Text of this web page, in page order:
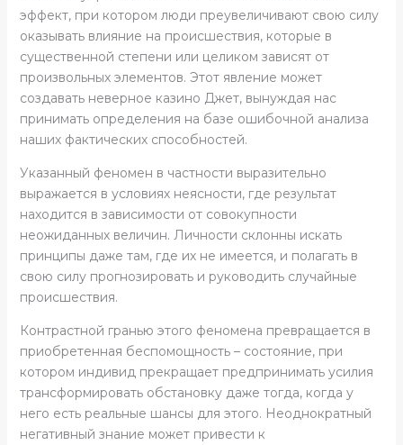
эффект, при котором люди преувеличивают свою силу
оказывать влияние на происшествия, которые в
существенной степени или целиком зависят от
произвольных элементов. Этот явление может
создавать неверное казино Джет, вынуждая нас
принимать определения на базе ошибочной анализа
наших фактических способностей.
Указанный феномен в частности выразительно
выражается в условиях неясности, где результат
находится в зависимости от совокупности
неожиданных величин. Личности склонны искать
принципы даже там, где их не имеется, и полагать в
свою силу прогнозировать и руководить случайные
происшествия.
Контрастной гранью этого феномена превращается в
приобретенная беспомощность – состояние, при
котором индивид прекращает предпринимать усилия
трансформировать обстановку даже тогда, когда у
него есть реальные шансы для этого. Неоднократный
негативный знание может привести к